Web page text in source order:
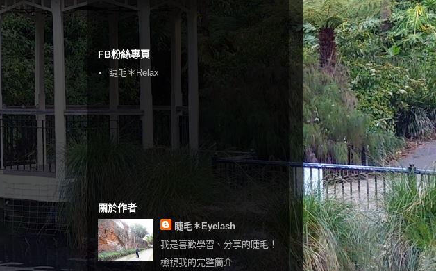
FB粉絲專頁
睫毛＊Relax
關於作者
睫毛＊Eyelash
我是喜歡學習、分享的睫毛！
檢視我的完整簡介